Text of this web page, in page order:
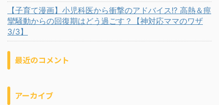
【子育て漫画】小児科医から衝撃のアドバイス!? 高熱＆痙
攣騒動からの回復期はどう過ごす？【神対応ママのワザ
3/3】
最近のコメント
アーカイブ